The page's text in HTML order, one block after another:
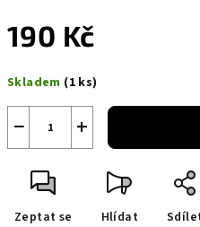
190 Kč
cena:
Skladem (1 ks)
+
−
Zeptat se Hlídat